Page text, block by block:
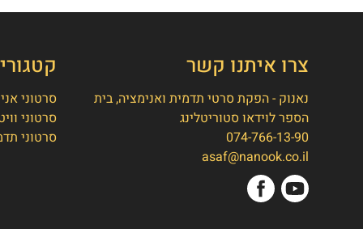
צרו איתנו קשר
נאנוק - הפקת סרטי תדמית ואנימציה, בית
הספר לוידאו סטוריטלינג
074-766-13-90
asaf@nanook.co.il
סרטוני
סרטוני
סרטוני